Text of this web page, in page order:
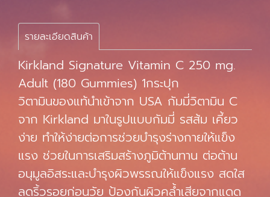
รายละเอียดสินค้า
Kirkland Signature Vitamin C 250 mg.
Adult (180 Gummies) 1กระปุก
วิตามินของแท้นำเข้าจาก USA กัมมี่วิตามิน C
จาก Kirkland มาในรูปแบบกัมมี่ รสส้ม เคี้ยว
ง่าย ทำให้ง่ายต่อการช่วยบำรุงร่างกายให้แข็ง
แรง ช่วยในการเสริมสร้างภูมิต้านทาน ต่อต้าน
อนุมูลอิสระและบำรุงผิวพรรณให้แข็งแรง สดใส
ลดริ้วรอยก่อนวัย ป้องกันผิวคล้ำเสียจากแดด